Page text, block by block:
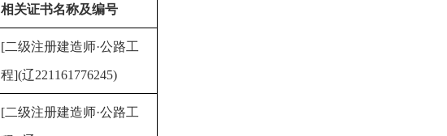
相关证书名称及编号
[二级注册建造师·公路工
程](辽221161776245)
[二级注册建造师·公路工